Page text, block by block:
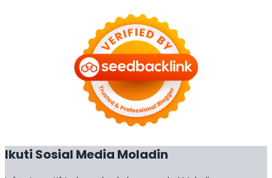
Ikuti Sosial Media Moladin